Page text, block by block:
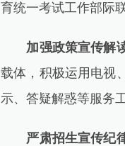
育统一考试工作部际
加强政策宣传解
载体，积极运用电视
示、答疑解惑等服务
严肃招生宣传纪